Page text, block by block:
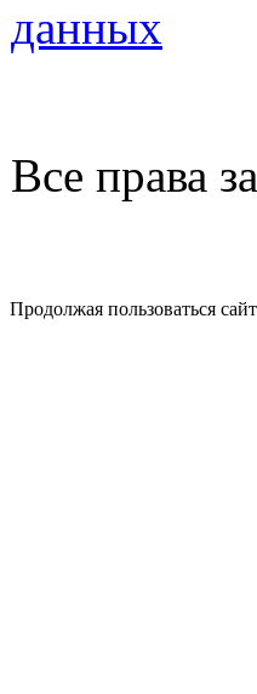
данных
Все права
Продолжая пользоваться